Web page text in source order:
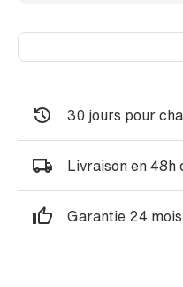
30 jours pour
Livraison en 48h
Garantie 24 mois